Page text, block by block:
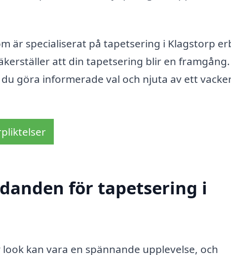
är specialiserat på tapetsering i Klagstorp
att din tapetsering blir en framgång.
göra informerade val och njuta av ett
för tapetsering i
kan vara en spännande upplevelse, och